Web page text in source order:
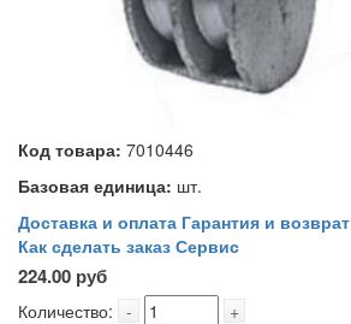
Код товара: 7010446
Базовая единица: шт.
Доставка и оплата Гарантия и возврат
Как сделать заказ Сервис
224.00 руб
Количество: - +